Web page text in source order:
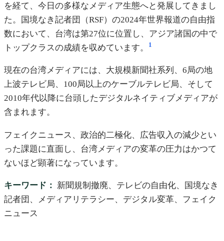
を経て、今日の多様なメディア生態へと発展してきまし
た。国境なき記者団（RSF）の2024年世界報道の自由指
数において、台湾は第27位に位置し、アジア諸国の中で
トップクラスの成績を収めています。
1
現在の台湾メディアには、大規模新聞社系列、6局の地
上波テレビ局、100局以上のケーブルテレビ局、そして
2010年代以降に台頭したデジタルネイティブメディアが
含まれます。
フェイクニュース、政治的二極化、広告収入の減少とい
った課題に直面し、台湾メディアの変革の圧力はかつて
ないほど顕著になっています。
キーワード： 新聞規制撤廃、テレビの自由化、国境なき
記者団、メディアリテラシー、デジタル変革、フェイク
ニュース